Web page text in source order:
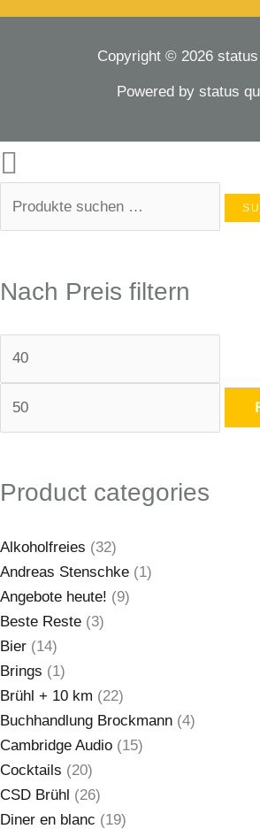
Copyright © 2026
Powered by status
Nach Preis filtern
Product categories
Alkoholfreies (32)
Andreas Stenschke (1)
Angebote heute! (9)
Beste Reste (3)
Bier (14)
Brings (1)
Brühl + 10 km (22)
Buchhandlung Brockmann (4)
Cambridge Audio (15)
Cocktails (20)
CSD Brühl (26)
Diner en blanc (19)